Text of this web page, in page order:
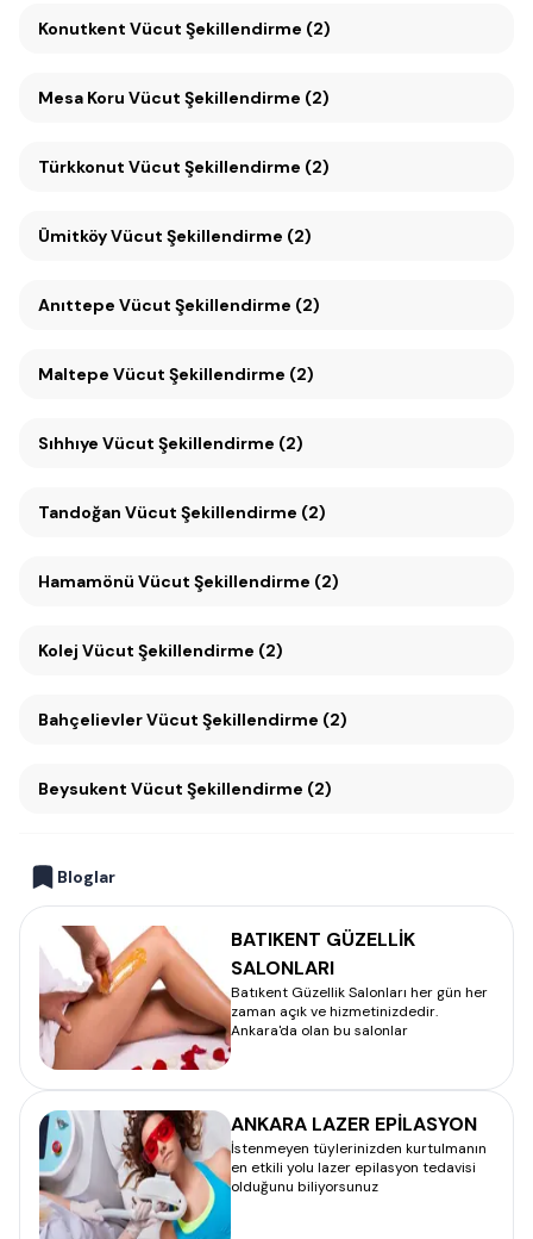
Konutkent Vücut Şekillendirme (2)
Mesa Koru Vücut Şekillendirme (2)
Türkkonut Vücut Şekillendirme (2)
Ümitköy Vücut Şekillendirme (2)
Anıttepe Vücut Şekillendirme (2)
Maltepe Vücut Şekillendirme (2)
Sıhhıye Vücut Şekillendirme (2)
Tandoğan Vücut Şekillendirme (2)
Hamamönü Vücut Şekillendirme (2)
Kolej Vücut Şekillendirme (2)
Bahçelievler Vücut Şekillendirme (2)
Beysukent Vücut Şekillendirme (2)
Bloglar
BATIKENT GÜZELLİK
SALONLARI
Batıkent Güzellik Salonları her gün her
zaman açık ve hizmetinizdedir.
Ankara'da olan bu salonlar
ANKARA LAZER EPİLASYON
İstenmeyen tüylerinizden kurtulmanın
en etkili yolu lazer epilasyon tedavisi
olduğunu biliyorsunuz